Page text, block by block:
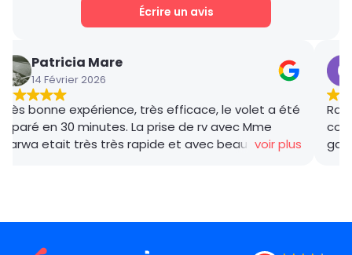
Écrire un avis
Patricia Mare
14 Février 2026
Très bonne expérience, très efficace, le volet a été
réparé en 30 minutes. La prise de rv avec Mme
Marwa etait très très rapide et avec beaucoup de
voir plus